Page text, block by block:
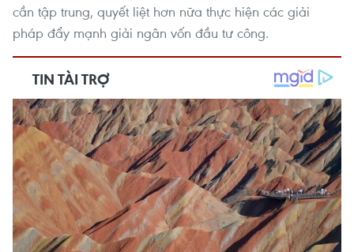
cần tập trung, quyết liệt hơn nữa thực hiện các giải
pháp đẩy mạnh giải ngân vốn đầu tư công.